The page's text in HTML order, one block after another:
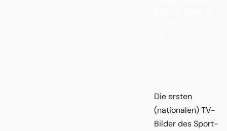
Die ersten
(nationalen) TV-
Bilder des Sport-